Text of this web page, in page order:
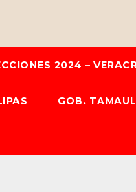
2024 –
GOB.